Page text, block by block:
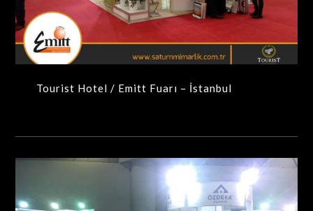
MAXIMA-MODÜLER STANDLAR
Tourist Hotel / Emitt Fuarı – İstanbul